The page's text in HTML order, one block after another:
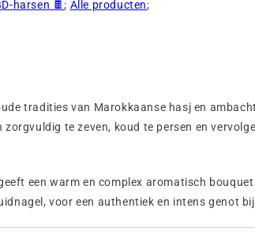
harsen 🍫; Alle producten;
tradities van Marokkaanse hasj en
te zeven, koud te persen en
een warm en complex aromatisch
voor een authentiek en intens genot